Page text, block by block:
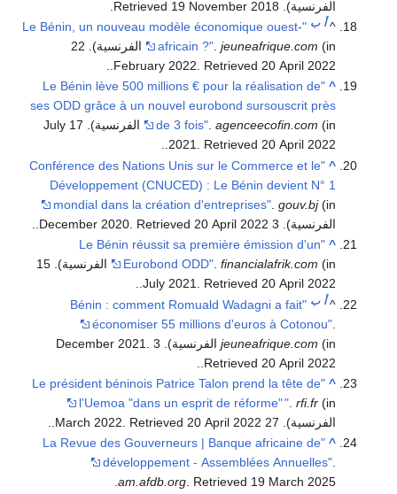
الفرنسية). Retrieved
19 November 2018
^أ ب
"Le Bénin, un nouveau modèle économique ouest-
africain ?" .jeuneafrique.com
(in الفرنسية). 22
February 2022 . Retrieved 20 April 2022
^
"Le Bénin lève 500 millions € pour la réalisation de
ses ODD grâce à un nouvel eurobond sursouscrit près
de 3 fois".agenceecofin.com
(in الفرنسية). 17 July
2021. Retrieved20 April 2022
.
.
^
"Conférence des Nations Unis sur le Commerce et le
Développement (CNUCED) : Le Bénin devient N° 1
mondial dans la création d'entreprises" .gouv.bj(in
الفرنسية). 3 December 2020
. Retrieved 20 April 2022
^
"Le Bénin réussit sa première émission d'un
Eurobond ODD".financialafrik.com
(in الفرنسية). 15
July 2021. Retrieved20 April 2022
.
.
^أ ب
"Bénin : comment Romuald Wadagni a fait
économiser 55 millions d'euros à Cotonou"
jeuneafrique.com (in الفرنسية). 3 December 2021
Retrieved 20 April 2022
^
"Le président béninois Patrice Talon prend la tête de
l'Uemoa "dans un esprit de réforme"" .rfi.fr (in
الفرنسية). 27 March 2022
. Retrieved 20 April 2022
^
"La Revue des Gouverneurs | Banque africaine de
développement - Assemblées Annuelles".
am.afdb.org. Retrieved 19 March 2025
.